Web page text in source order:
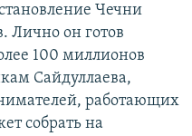
Чечни
Лично он готов
100 миллионов
Сайдуллаева,
работающих
собрать на